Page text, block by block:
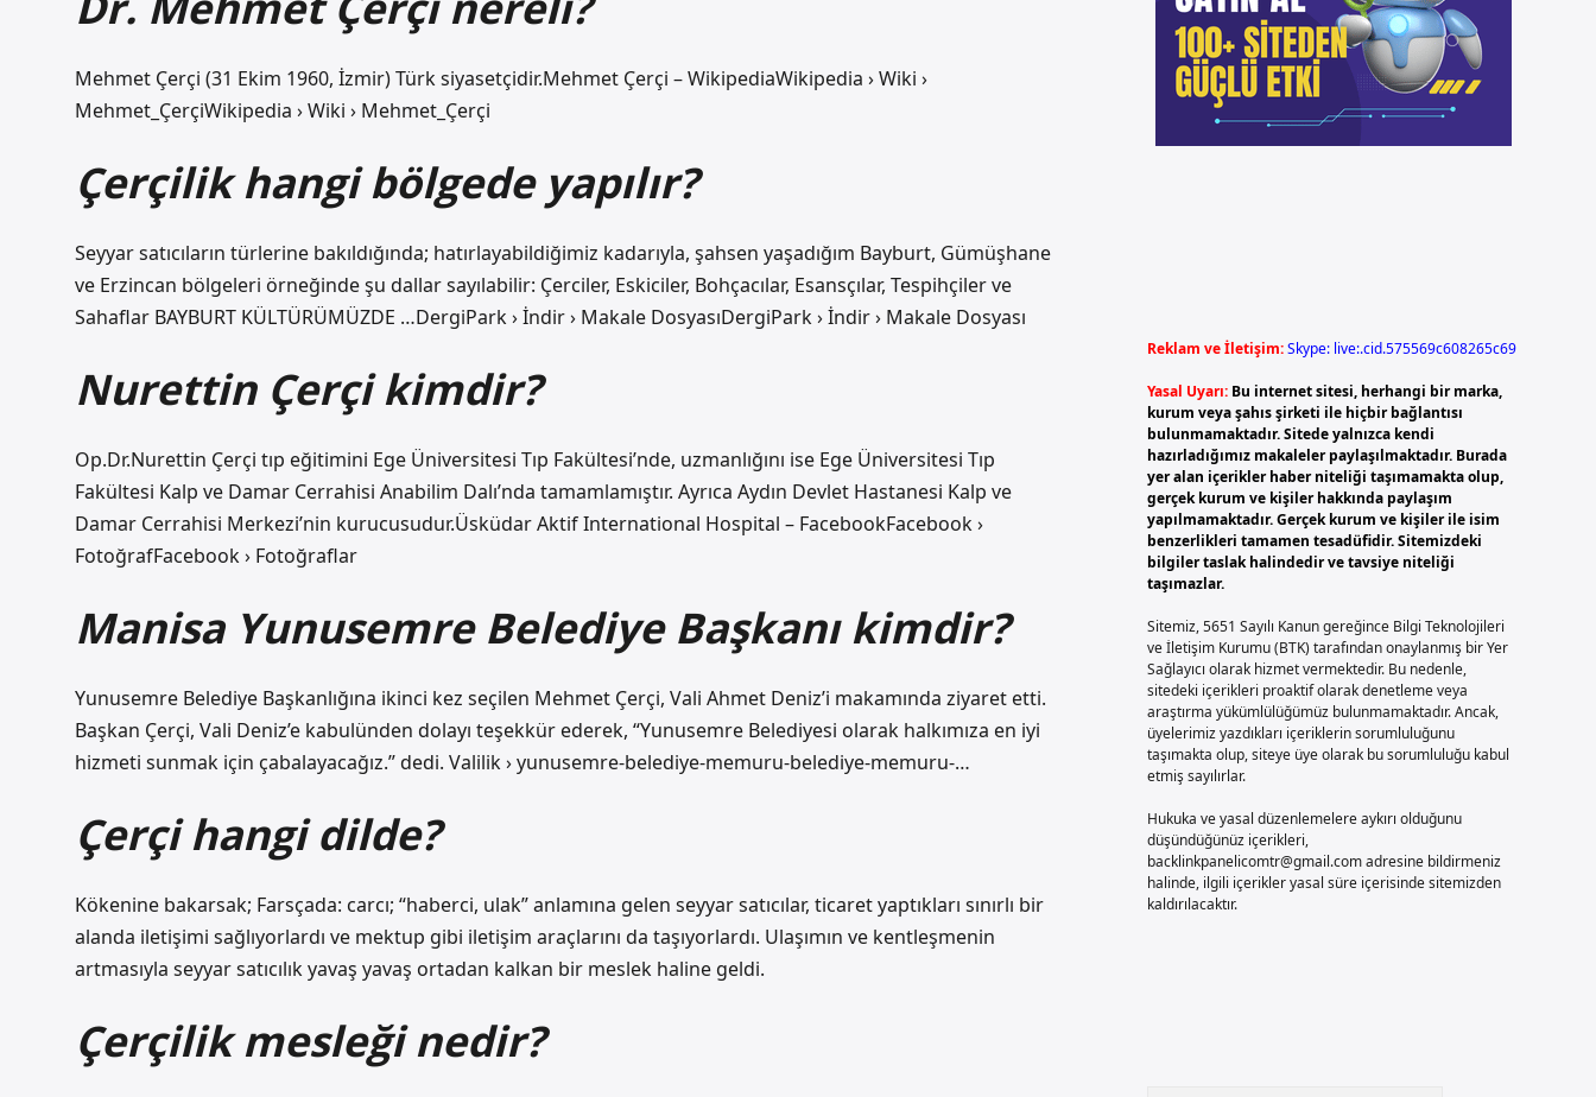
Mehmet Çerçi (31 Ekim 1960, İzmir) Türk siyasetçidir.Mehmet Çerçi – WikipediaWikipedia › Wiki ›
Mehmet_ÇerçiWikipedia › Wiki › Mehmet_Çerçi
Çerçilik hangi bölgede yapılır?
Seyyar satıcıların türlerine bakıldığında; hatırlayabildiğimiz kadarıyla, şahsen yaşadığım Bayburt, Gümüşhane
ve Erzincan bölgeleri örneğinde şu dallar sayılabilir: Çerciler, Eskiciler, Bohçacılar, Esansçılar, Tespihçiler ve
Sahaflar BAYBURT KÜLTÜRÜMÜZDE …DergiPark › İndir › Makale DosyasıDergiPark › İndir › Makale Dosyası
Nurettin Çerçi kimdir?
Op.Dr.Nurettin Çerçi tıp eğitimini Ege Üniversitesi Tıp Fakültesi’nde, uzmanlığını ise Ege Üniversitesi Tıp
Fakültesi Kalp ve Damar Cerrahisi Anabilim Dalı’nda tamamlamıştır. Ayrıca Aydın Devlet Hastanesi Kalp ve
Damar Cerrahisi Merkezi’nin kurucusudur.Üsküdar Aktif International Hospital – FacebookFacebook ›
FotoğrafFacebook › Fotoğraflar
Manisa Yunusemre Belediye Başkanı kimdir?
Yunusemre Belediye Başkanlığına ikinci kez seçilen Mehmet Çerçi, Vali Ahmet Deniz’i makamında ziyaret etti.
Başkan Çerçi, Vali Deniz’e kabulünden dolayı teşekkür ederek, “Yunusemre Belediyesi olarak halkımıza en iyi
hizmeti sunmak için çabalayacağız.” dedi. Valilik › yunusemre-belediye-memuru-belediye-memuru-…
Çerçi hangi dilde?
Kökenine bakarsak; Farsçada: carcı; “haberci, ulak” anlamına gelen seyyar satıcılar, ticaret yaptıkları sınırlı bir
alanda iletişimi sağlıyorlardı ve mektup gibi iletişim araçlarını da taşıyorlardı. Ulaşımın ve kentleşmenin
artmasıyla seyyar satıcılık yavaş yavaş ortadan kalkan bir meslek haline geldi.
Çerçilik mesleği nedir?
Reklam ve İletişim:Skype: live:.cid.575569c608265c69
Yasal Uyarı: Bu internet sitesi, herhangi bir marka,
kurum veya şahıs şirketi ile hiçbir bağlantısı
bulunmamaktadır. Sitede yalnızca kendi
hazırladığımız makaleler paylaşılmaktadır. Burada
yer alan içerikler haber niteliği taşımamakta olup,
gerçek kurum ve kişiler hakkında paylaşım
yapılmamaktadır. Gerçek kurum ve kişiler ile isim
benzerlikleri tamamen tesadüfidir. Sitemizdeki
bilgiler taslak halindedir ve tavsiye niteliği
taşımazlar.
Sitemiz, 5651 Sayılı Kanun gereğince Bilgi Teknolojileri
ve İletişim Kurumu (BTK) tarafından onaylanmış bir Yer
Sağlayıcı olarak hizmet vermektedir. Bu nedenle,
sitedeki içerikleri proaktif olarak denetleme veya
araştırma yükümlülüğümüz bulunmamaktadır. Ancak,
üyelerimiz yazdıkları içeriklerin sorumluluğunu
taşımakta olup, siteye üye olarak bu sorumluluğu kabul
etmiş sayılırlar.
Hukuka ve yasal düzenlemelere aykırı olduğunu
düşündüğünüz içerikleri,
backlinkpanelicomtr@gmail.comadresine bildirmeniz
halinde, ilgili içerikler yasal süre içerisinde sitemizden
kaldırılacaktır.